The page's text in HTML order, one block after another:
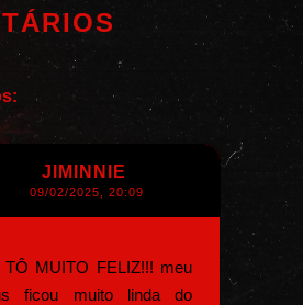
JIMINNIE
09/02/2025, 20:09
TÔ MUITO FELIZ!!! meu
ficou muito linda do